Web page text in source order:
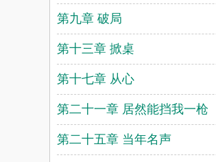
第九章 破局
第十三章 掀桌
第十七章 从心
第二十一章 居然能挡我一枪
第二十五章 当年名声